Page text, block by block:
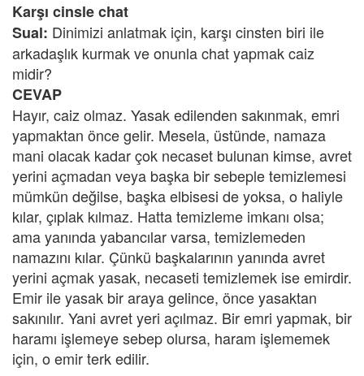
Karşı cinsle chat
Sual: Dinimizi anlatmak için, karşı cinsten biri ile
arkadaşlık kurmak ve onunla chat yapmak caiz
midir?
CEVAP
Hayır, caiz olmaz. Yasak edilenden sakınmak, emri
yapmaktan önce gelir. Mesela, üstünde, namaza
mani olacak kadar çok necaset bulunan kimse, avret
yerini açmadan veya başka bir sebeple temizlemesi
mümkün değilse, başka elbisesi de yoksa, o haliyle
kılar, çıplak kılmaz. Hatta temizleme imkanı olsa;
ama yanında yabancılar varsa, temizlemeden
namazını kılar. Çünkü başkalarının yanında avret
yerini açmak yasak, necaseti temizlemek ise emirdir.
Emir ile yasak bir araya gelince, önce yasaktan
sakınılır. Yani avret yeri açılmaz. Bir emri yapmak, bir
haramı işlemeye sebep olursa, haram işlememek
için, o emir terk edilir.